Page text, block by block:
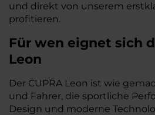
und direkt von unserem
profitieren.
Für wen eignet sich
Leon
Der CUPRA Leon ist wie
und Fahrer, die sportliche
Design und moderne